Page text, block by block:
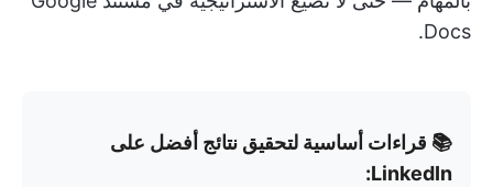
Docs.
📚 قراءات أساسية لتحقيق نتائج أفضل على
LinkedIn: